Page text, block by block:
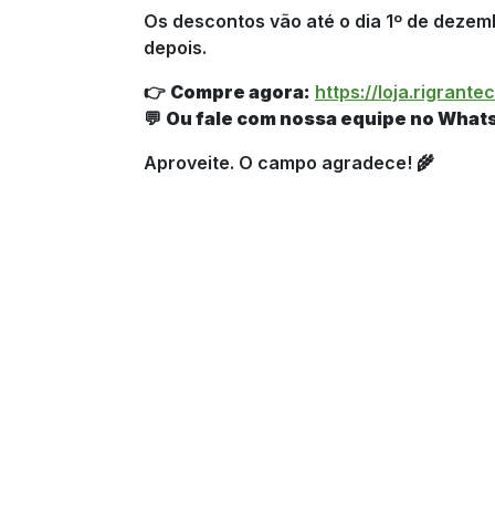
Os descontos vão até o dia 1º de
depois.
👉 Compre agora: https://
💬 Ou fale com nossa equipe no
Aproveite. O campo agradece! 🌾